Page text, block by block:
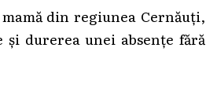
din regiunea Cernăuți,
durerea unei absențe fără